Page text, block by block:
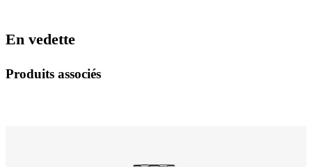
En vedette
Produits associés